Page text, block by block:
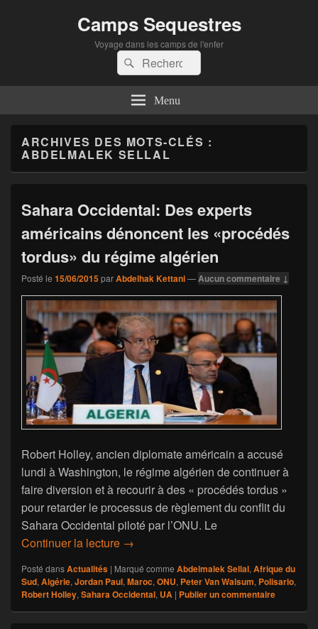
Camps Sequestres
Voyage dans les camps de l'enfer
Recherche :
Rechercher
Menu
ARCHIVES DES MOTS-CLÉS :
ABDELMALEK SELLAL
Sahara Occidental: Des experts
américains dénoncent les «procédés
tordus» du régime algérien
Posté le 15/06/2015parAbdelhak Kettani—Aucun commentaire ↓
Robert Holley, ancien diplomate américain a accusé
lundi à Washington, le régime algérien de continuer à
faire diversion et à recourir à des « procédés tordus »
pour retarder le processus de règlement du conflit du
Sahara Occidental piloté par l’ONU. Le
Continuer la lecture Sahara Occidental: Des experts
→
Posté dansActualités | Marqué comme Abdelmalek Sellal,Afrique du
Sud,Algérie,Jordan Paul,Maroc,ONU, Peter Van Walsum, Polisario,
Robert Holley,Sahara Occidental, UA | Publier un commentaire